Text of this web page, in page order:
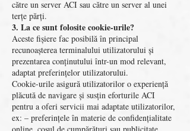
către un server ACI sau către un server al unei
terțe părți.
3. La ce sunt folosite cookie-urile?
Aceste fișiere fac posibilă în principal
recunoașterea terminalului utilizatorului și
prezentarea conținutului într-un mod relevant,
adaptat preferințelor utilizatorului.
Cookie-urile asigură utilizatorilor o experiență
plăcută de navigare și susțin eforturile ACI
pentru a oferi servicii mai adaptate utilizatorilor,
ex: – preferințele în materie de confidențialitate